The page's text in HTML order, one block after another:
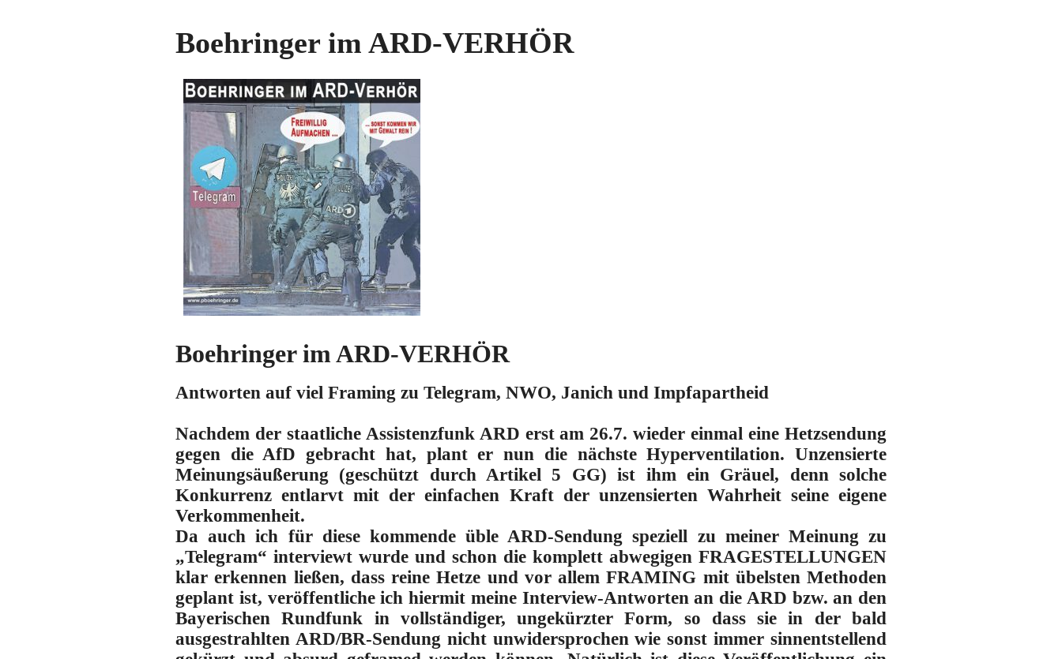
Boehringer im ARD-VERHÖR
Boehringer im ARD-VERHÖR
Antworten auf viel Framing zu Telegram, NWO, Janich und Impfapartheid
Nachdem der staatliche Assistenzfunk ARD erst am 26.7. wieder einmal eine Hetzsendung
gegen die AfD gebracht hat, plant er nun die nächste Hyperventilation. Unzensierte
Meinungsäußerung (geschützt durch Artikel 5 GG) ist ihm ein Gräuel, denn solche
Konkurrenz entlarvt mit der einfachen Kraft der unzensierten Wahrheit seine eigene
Verkommenheit.
Da auch ich für diese kommende üble ARD-Sendung speziell zu meiner Meinung zu
„Telegram“ interviewt wurde und schon die komplett abwegigen FRAGESTELLUNGEN
klar erkennen ließen, dass reine Hetze und vor allem FRAMING mit übelsten Methoden
geplant ist, veröffentliche ich hiermit meine Interview-Antworten an die ARD bzw. an den
Bayerischen Rundfunk in vollständiger, ungekürzter Form, so dass sie in der bald
ausgestrahlten ARD/BR-Sendung nicht unwidersprochen wie sonst immer sinnentstellend